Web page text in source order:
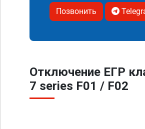
Позвонить
Отключение ЕГР
7 series F01 / F02